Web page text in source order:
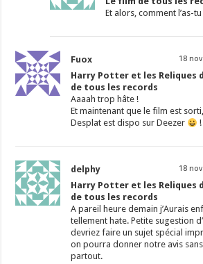
Et alors, comment l’as-
Fuox 18
Harry Potter et les Reliques
de tous les records
Aaaah trop hâte !
Et maintenant que le film est
Desplat est dispo sur Deezer
!
delphy 18
Harry Potter et les Reliques
de tous les records
A pareil heure demain j’Aurais
tellement hate. Petite sugestion
devriez faire un sujet spécial
on pourra donner notre avis
partout.